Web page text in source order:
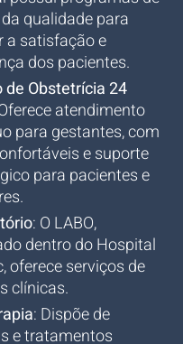
qualidade para
a satisfação e
dos pacientes.
de Obstetrícia 24
atendimento
para gestantes, com
e suporte
para pacientes e
: O LABO,
dentro do Hospital
oferece serviços de
clínicas.
: Dispõe de
e tratamentos